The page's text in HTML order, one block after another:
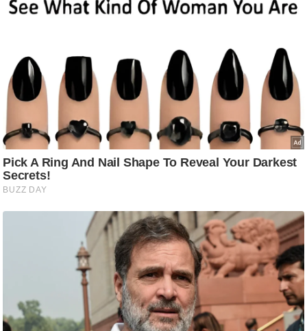
ट
ल
फि
ट
स
मं
त्रा
रि
ले
रा
ज